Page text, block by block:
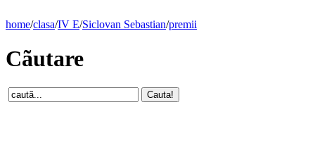
home/clasa/IV E/Siclovan Sebastian/premii
Cãutare